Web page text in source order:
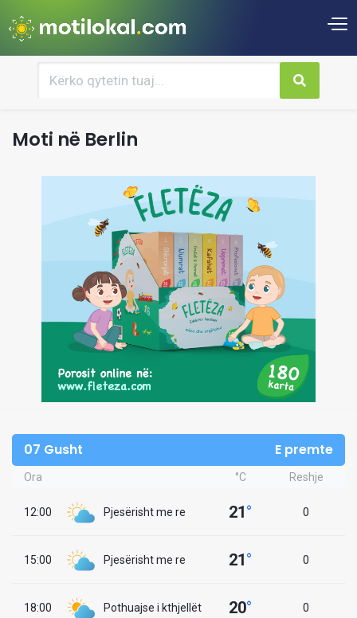
Moti në Berlin
07 Gusht E premte
Ora °C Reshje
12:00 Pjesërisht me re 21° 0
15:00 Pjesërisht me re 21° 0
18:00 Pothuajse i kthjellët 20° 0